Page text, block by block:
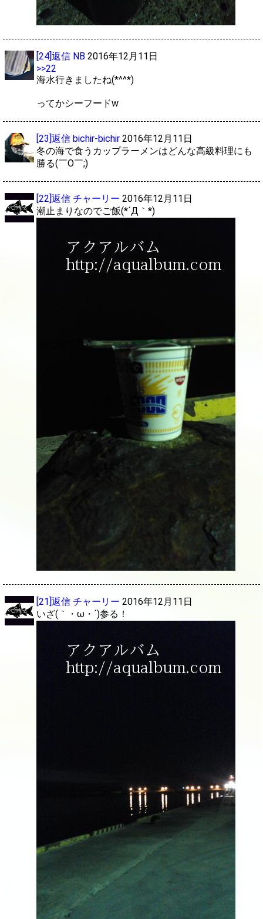
[24]返信 NB 2016年12月11日
>>22
海水行きましたね(*^^*)
ってかシーフードw
[23]返信 bichir-bichir 2016年12月11日
冬の海で食うカップラーメンはどんな高級料理にも
勝る(￣O￣;)
[22]返信 チャーリー 2016年12月11日
潮止まりなのでご飯(*´Д｀*)
[21]返信 チャーリー 2016年12月11日
いざ(｀・ω・´)参る！